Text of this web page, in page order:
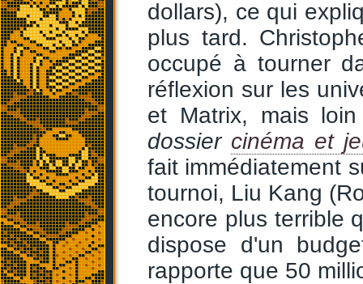
dollars), ce qui
plus tard.
occupé à tourner
réflexion sur les
et Matrix, mais
dossier cinéma et
fait immédiatement
tournoi, Liu Kang
encore plus terrible
dispose d'un
rapporte que 50